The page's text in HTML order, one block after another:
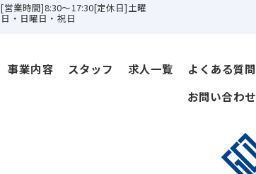
[営業時間]8:30～17:30[定休日]土曜
日・日曜日・祝日
事業内容 スタッフ 求人一覧 よくある質問
お問い合わせ